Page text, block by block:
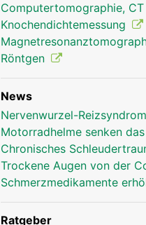
Computertomographie, CT
Knochendichtemessung
Röntgen
News
Nervenwurzel-
Motorradhelme senken
Chronisches
Trockene Augen von der
Schmerzmedikamente
Ratgeber